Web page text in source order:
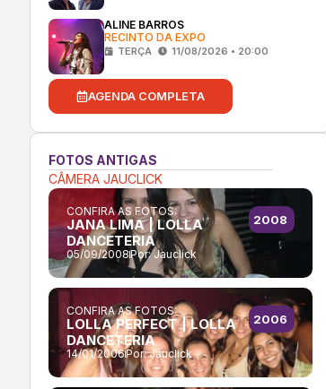
ALINE BARROS
RECINTO DA EXPO
TERÇA 11/08/2026 • 20:00
AGENDA COMPLETA
FOTOS ANTIGAS
CÂMERA JAUCLICK
CONFIRA AS FOTOS:
JANA LIMA | LOLLA
DANCETERIA
05/09/2008Por:Jauclick
2008
CONFIRA AS FOTOS:
LOLLA PERFECT | LOLLA
DANCETERIA
14/01/2006Por:Jauclick
2006